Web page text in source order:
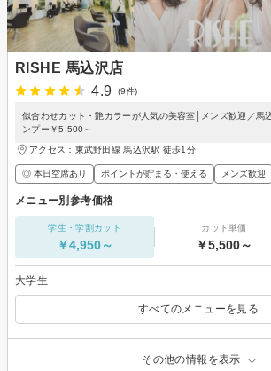
RISHE 馬込沢店
4.9
(9件)
似合わせカット・艶カラーが人気の美容室│メンズ歓迎／馬
ンプー￥5,500∼
アクセス：東武野田線 馬込沢駅 徒歩1分
◎ 本日空席あり ポイントが貯まる・使える メンズ歓迎
メニュー別参考価格
学生・学割カット
￥4,950～
カット単価
￥5,500～
大学生
すべてのメニューを見る
その他の情報を表示